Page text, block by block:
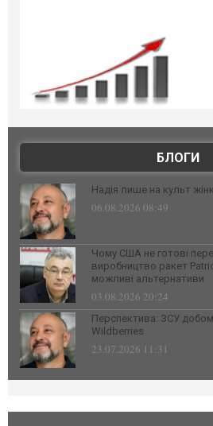
БЛОГИ
Надія лише на культ
06.08.2026 08:49
Чому США не готові
виробництво ракет
можливі альтернативи
03.08.2026 20:24
Перспектива: ЗСУ
Wildberries
23.07.2026 11:31